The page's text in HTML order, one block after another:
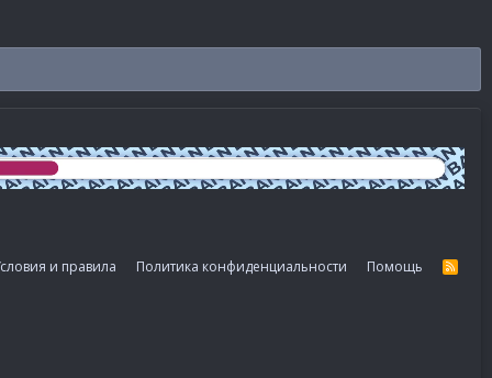
и правила Политика конфиденциальности Помощь
R